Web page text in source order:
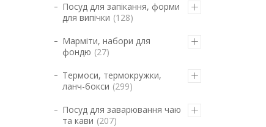
Посуд для запікання, форми
для випічки 128
Марміти, набори для
фондю 27
Термоси, термокружки,
ланч-бокси 299
Посуд для заварювання чаю
та кави 207